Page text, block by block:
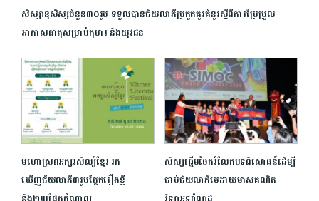
សិស្សានុសិស្សចំនួន៣០រូប ទទួលបានជ័យលាភីប្រកួតគូរគំនូរស្តីពីការប្រែប្រួល
អាកាសធាតុសម្រាប់កុមារ និងយុវជន
មហោស្រពអក្សរសិល្ប៍ខ្មែរ រក
ឃើញជ័យលាភី៣រូបផ្នែករឿងខ្លី
សិស្សឆ្នើមចែករំលែកបទពិសោធន៍ដើម្បី
ជាប់ជ័យលាភីមេដាយមាសគណិត